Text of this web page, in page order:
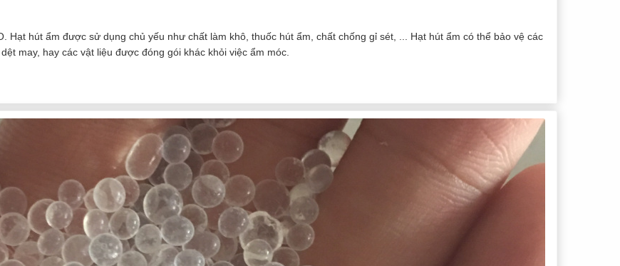
Hạt hút ẩm được sử dụng chủ yếu như chất làm khô, thuốc hút ẩm, chất chống gỉ sét, ... Hạt hút ẩm có thể bảo vệ các
may, hay các vật liệu được đóng gói khác khỏi việc ẩm móc.